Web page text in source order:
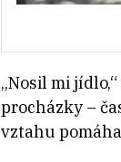
„Nosil mi
procházky –
vztahu